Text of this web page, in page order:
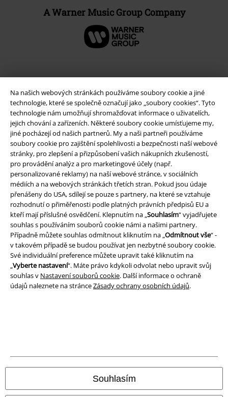
Na našich webových stránkách používáme soubory cookie a jiné
technologie, které se společně označují jako „soubory cookies“. Tyto
technologie nám umožňují shromažďovat informace o uživatelích,
jejich chování a zařízeních. Některé soubory cookie umísťujeme my,
jiné pocházejí od našich partnerů. My a naši partneři používáme
soubory cookie pro zajištění spolehlivosti a bezpečnosti naší webové
stránky, pro zlepšení a přizpůsobení vašich nákupních zkušeností,
pro provádění analýz a pro marketingové účely (např.
personalizované reklamy) na naší webové stránce, v sociálních
médiích a na webových stránkách třetích stran. Pokud jsou údaje
přenášeny do USA, sdílejí se pouze s partnery, na které se vztahuje
rozhodnutí o přiměřenosti podle platných právních předpisů EU a
kteří mají příslušné osvědčení. Klepnutím na „Souhlasím“ vyjadřujete
souhlas s používáním souborů cookie námi a našimi partnery.
Případně můžete souhlas odmítnout kliknutím na „Odmítnout vše“ -
v takovém případě se budou používat jen nezbytné soubory cookie.
Své individuální preference můžete upravit také kliknutím na
„Vyberte nastavení“. Máte právo kdykoli odvolat nebo upravit svůj
souhlas v Nastavení souborů cookie. Další informace o ochraně
údajů naleznete na stránceZásady ochrany osobních údajů.
Souhlasím
A Warner Music Group Company
Právní informace
Podmínky
Prohlášení
Ochrana osobních údajů
Likvidace odpadu a ochrana životního prostředí
Prohlášení o shodě
Informace o přístupnosti